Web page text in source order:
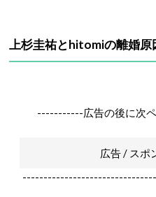
上杉圭祐とhitomiの離婚原
-----------広告の後に次
広告 / スポ